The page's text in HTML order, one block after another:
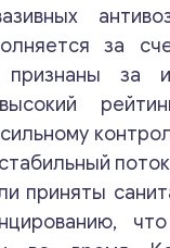
за
признаны за
приняты